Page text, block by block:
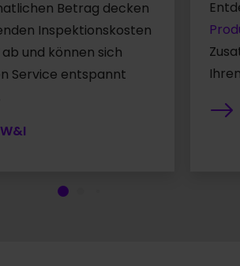
Betrag decken
Inspektionskosten
und können sich
Service entspannt